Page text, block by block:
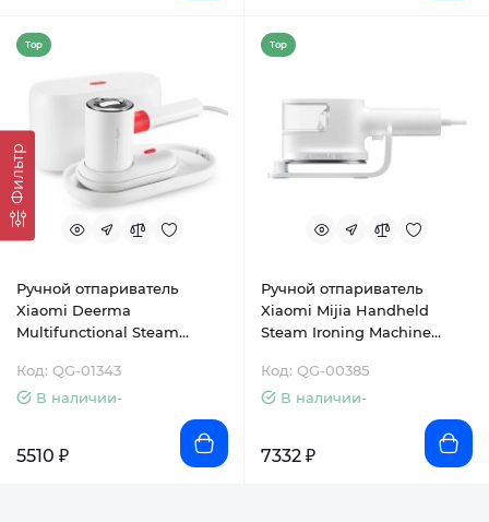
Фильтр
Top
Ручной отпариватель
Xiaomi Deerma
Multifunctional Steam
HS200)
Код: QG-01343
В наличии-
5510 ₽
Top
Ручной отпариватель
Xiaomi Mijia Handheld
Steam Ironing Machine
Код: QG-00385
В наличии-
7332 ₽